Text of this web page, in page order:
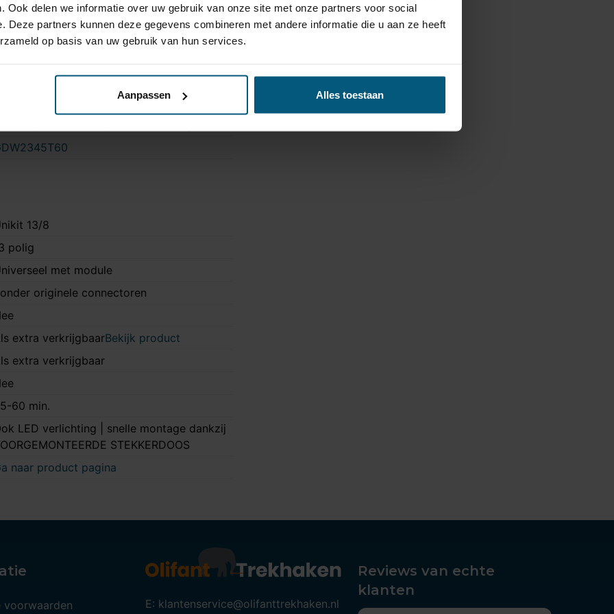
Ook delen we informatie over uw gebruik van onze site met onze partners voor social
Deze partners kunnen deze gegevens combineren met andere informatie die u aan ze heeft
op basis van uw gebruik van hun services.
Aanpassen Alles toestaan
13/8
polig
met module
originele connectoren
extra verkrijgbaarBekijk product
extra verkrijgbaar
60 min.
LED verlichting | snelle montage dankzij
STEKKERDOOS
naar product pagina
voorwaarden E: klantenservice@olifanttrekhaken.nl
Reviews van echte
klanten